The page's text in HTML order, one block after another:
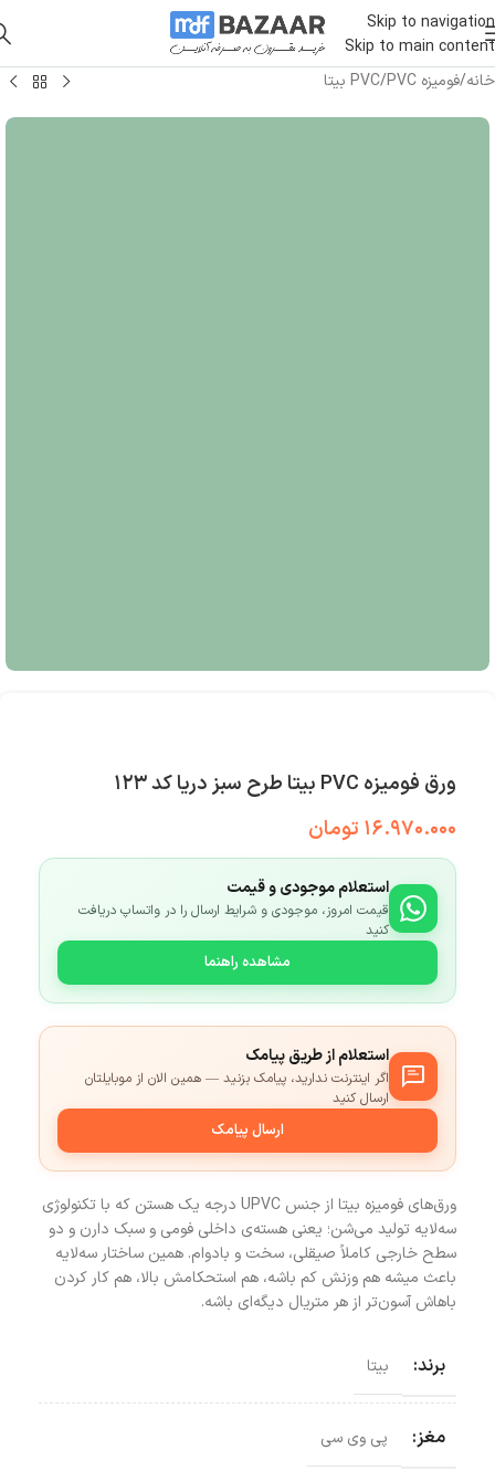
Skip to navigation
Skip to main content
خانه/فومیزه PVC /PVC بیتا
ورق فومیزه PVC بیتا طرح سبز دریا کد ۱۲۳
۱۶.۹۷۰.۰۰۰ تومان
استعلام موجودی و قیمت
قیمت امروز، موجودی و شرایط ارسال را در واتساپ دریافت
کنید
مشاهده راهنما
استعلام از طریق پیامک
اگر اینترنت ندارید، پیامک بزنید — همین الان از موبایلتان
ارسال کنید
ارسال پیامک
ورق‌های فومیزه بیتا از جنس UPVC درجه یک هستن که با تکنولوژی
سه‌لایه تولید می‌شن؛ یعنی هسته‌ی داخلی فومی و سبک دارن و دو
سطح خارجی کاملاً صیقلی، سخت و بادوام. همین ساختار سه‌لایه
باعث میشه هم وزنش کم باشه، هم استحکامش بالا، هم کار کردن
باهاش آسون‌تر از هر متریال دیگه‌ای باشه.
برند: بیتا
مغز: پی وی سی